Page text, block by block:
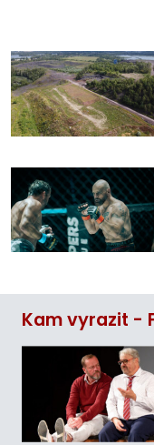
Kam vyrazit -